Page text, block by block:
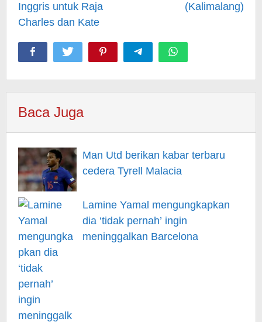
Inggris untuk Raja
Charles dan Kate
(Kalimalang)
Baca Juga
Man Utd berikan kabar terbaru
cedera Tyrell Malacia
Lamine Yamal mengungkapkan
dia ‘tidak pernah’ ingin
meninggalkan Barcelona